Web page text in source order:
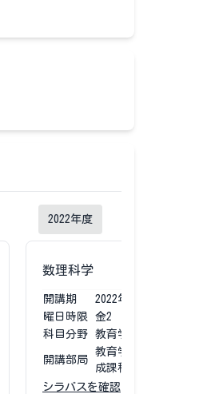
2022年度
数理科学
開講期 2022年度
曜日時限
金2
科目分野
教育学部専門科目
開講部局
教育学部 学校教育教員養
成課程
シラバスを確認